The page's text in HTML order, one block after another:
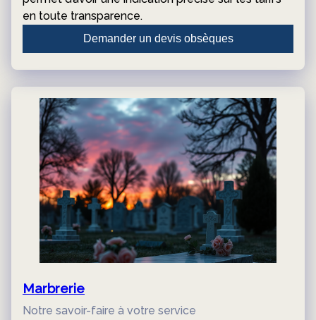
en toute transparence.
Demander un devis obsèques
Marbrerie
Notre savoir-faire à votre service